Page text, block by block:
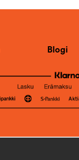
Blogi